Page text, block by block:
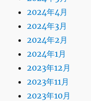
2024年4月
2024年3月
2024年2月
2024年1月
2023年12月
2023年11月
2023年10月